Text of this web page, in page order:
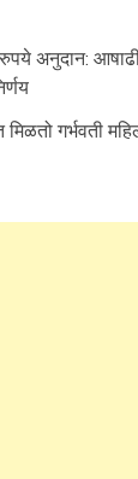
अनुदान:
गर्भवती